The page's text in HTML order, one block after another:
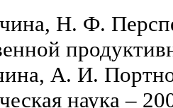
Н. Ф.
А. И.
наука –